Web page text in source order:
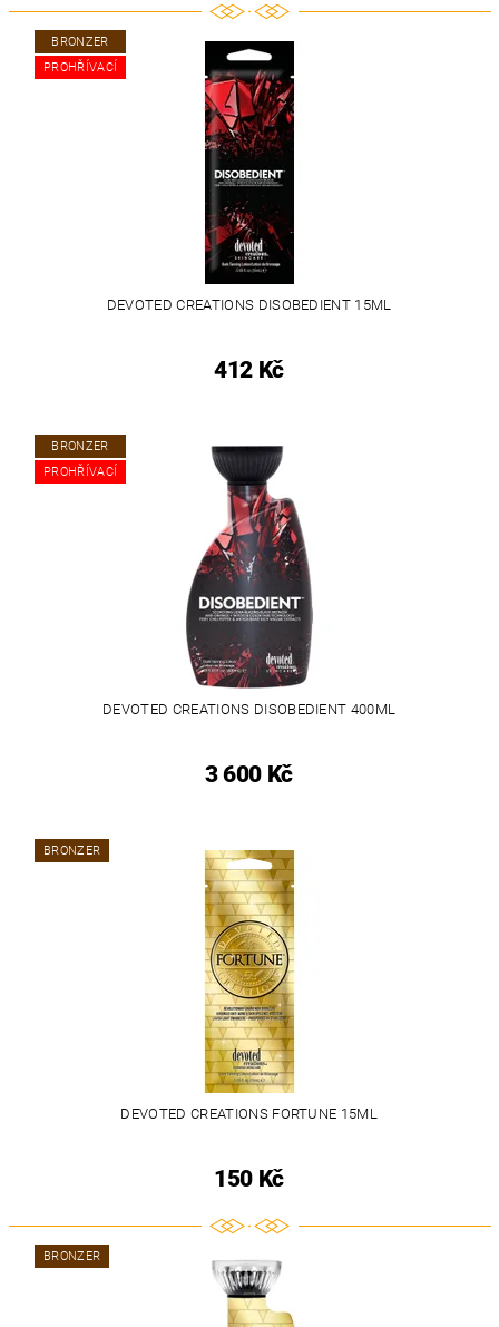
BRONZER
PROHŘÍVACÍ
DEVOTED CREATIONS DISOBEDIENT 15ML
412 Kč
BRONZER
PROHŘÍVACÍ
DEVOTED CREATIONS DISOBEDIENT 400ML
3 600 Kč
BRONZER
DEVOTED CREATIONS FORTUNE 15ML
150 Kč
BRONZER